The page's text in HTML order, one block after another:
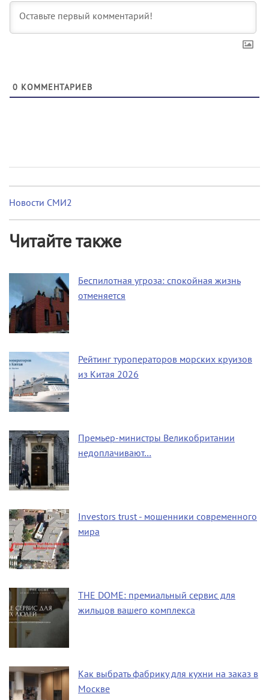
0 КОММЕНТАРИЕВ
Новости СМИ2
Читайте также
Беспилотная угроза: спокойная жизнь
отменяется
Рейтинг туроператоров морских круизов
из Китая 2026
Премьер-министры Великобритании
недоплачивают…
Investors trust - мошенники современного
мира
THE DOME: премиальный сервис для
жильцов вашего комплекса
Как выбрать фабрику для кухни на заказ в
Москве